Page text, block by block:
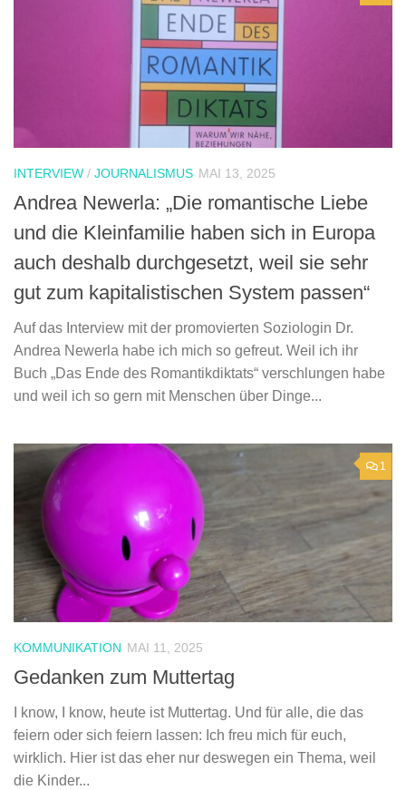
INTERVIEW / JOURNALISMUS MAI 13, 2025
Andrea Newerla: „Die romantische Liebe
und die Kleinfamilie haben sich in Europa
auch deshalb durchgesetzt, weil sie sehr
gut zum kapitalistischen System passen“
Auf das Interview mit der promovierten Soziologin Dr.
Andrea Newerla habe ich mich so gefreut. Weil ich ihr
Buch „Das Ende des Romantikdiktats“ verschlungen habe
und weil ich so gern mit Menschen über Dinge...
1
KOMMUNIKATION MAI 11, 2025
Gedanken zum Muttertag
I know, I know, heute ist Muttertag. Und für alle, die das
feiern oder sich feiern lassen: Ich freu mich für euch,
wirklich. Hier ist das eher nur deswegen ein Thema, weil
die Kinder...